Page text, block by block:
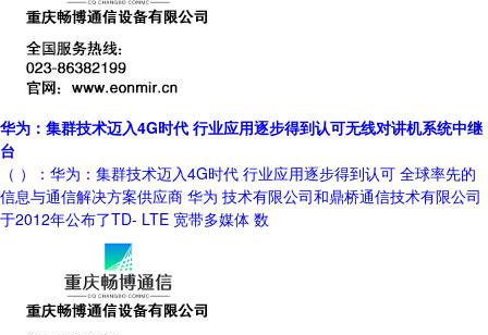
华为：集群技术迈入4G时代 行业应用逐步得到认可无线对讲机系统中继
台
（ ）：华为：集群技术迈入4G时代 行业应用逐步得到认可 全球率先的
信息与通信解决方案供应商 华为 技术有限公司和鼎桥通信技术有限公司
于2012年公布了TD- LTE 宽带多媒体 数